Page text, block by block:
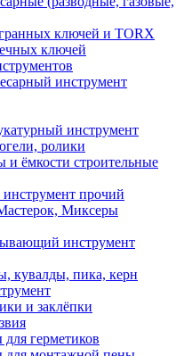
ключей и TORX
ключей
инструмент
инструмент
ролики
и ёмкости строительные
прочий
Миксеры
инструмент
кувалды, пика, керн
и заклёпки
герметиков